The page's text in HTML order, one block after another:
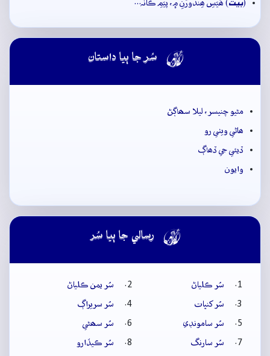
( ) ھُيَسِ ھِندورَنِ ۾، پيَمِ ڪانَہ…
 سُر جا ٻيا داستان
مڻيو چنيسر، ليلا سھاڳڻ
ھاڻي ويٺي رو
ڏيئي جي ڏھاڳ
وايون
 رسالي جا ٻيا سُر
سُر ڪلياڻ
سُر يمن ڪلياڻ
سُر کنڀات
سُر سريراڳ
سُر سامونڊي
سُر سھڻي
سُر سارنگ
سُر ڪيڏارو